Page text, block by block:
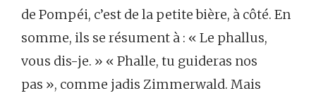
de Pompéi, c’est de la petite bière, à côté. En
somme, ils se résument à : « Le phallus,
vous dis-je. » « Phalle, tu guideras nos
pas », comme jadis Zimmerwald. Mais